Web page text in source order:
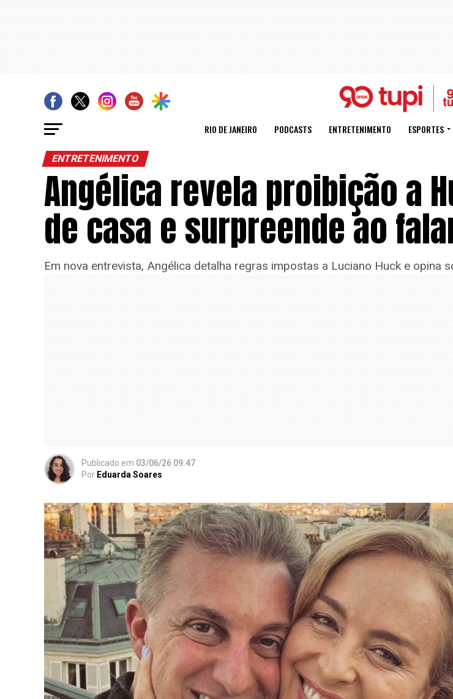
RIO DE JANEIRO PODCASTS ENTRETENIMENTO ESPORTES
ENTRETENIMENTO
Angélica revela proibição a
de casa e surpreende ao
Em nova entrevista, Angélica detalha regras impostas a Luciano Huck e opina
Publicado em 03/06/26 09:47
Por Eduarda Soares